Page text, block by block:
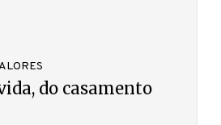
do casamento